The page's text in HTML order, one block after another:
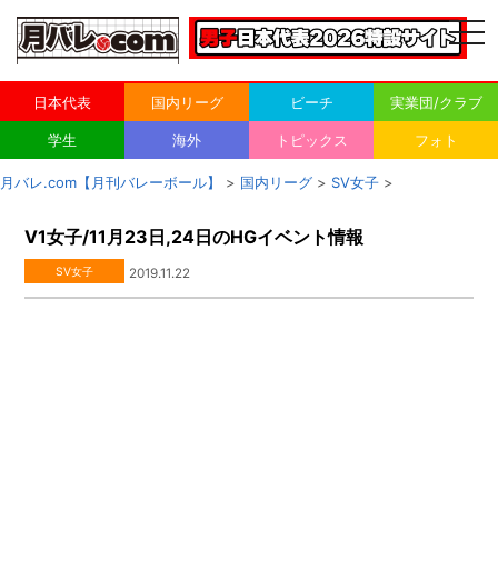
日本代表 国内リーグ ビーチ 実業団/クラブ
学生 海外 トピックス フォト
月バレ.com【月刊バレーボール】 > 国内リーグ > SV女子 >
V1女子/11月23日,24日のHGイベント情報
SV女子 2019.11.22